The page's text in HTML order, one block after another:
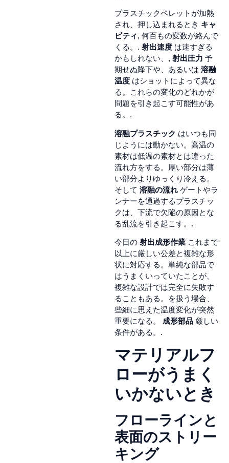
プラスチックペレットが加熱
され、押し込まれるとき キャ
ビティ, 何百もの変数が絡んで
くる。. 射出速度 は速すぎる
かもしれない、, 射出圧力 予
期せぬ降下や、あるいは 溶融
温度 はショットによって異な
る。これらの変化のどれかが
問題を引き起こす可能性があ
る。.
溶融プラスチック はいつも同
じようには動かない。高温の
素材は低温の素材とは違った
流れ方をする。厚い部分は薄
い部分よりゆっくり冷える。
そして 溶融の流れゲートやラ
ンナーを通過するプラスチッ
クは、下流で欠陥の原因とな
る乱流を引き起こす。.
今日の 射出成形作業 これまで
以上に厳しい公差と複雑な形
状に対応する。単純な部品で
はうまくいっていたことが、
複雑な設計では完全に失敗す
ることもある。を扱う場合、
些細に思えた温度変化が突然
重要になる。 成形部品 厳しい
条件がある。.
マテリアルフ
ローがうまく
いかないとき
フローラインと
表面のストリー
キング